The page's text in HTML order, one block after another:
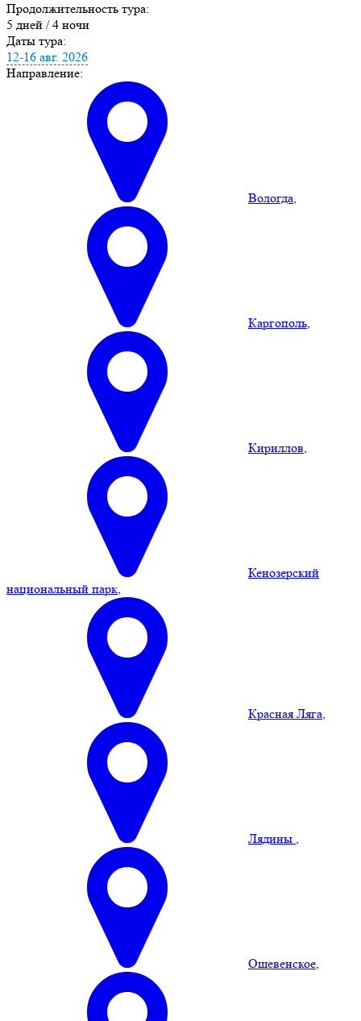
Продолжительность тура:
5 дней / 4 ночи
Даты тура:
12-16 авг. 2026
Направление:
Вологда,
Каргополь,
Кириллов,
Кенозерский
национальный парк,
Красная Ляга,
Лядины ,
Ошевенское,